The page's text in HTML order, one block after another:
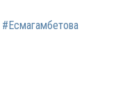
#Есмагамбетова